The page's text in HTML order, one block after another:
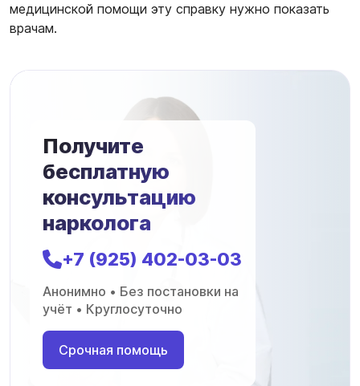
медицинской помощи эту справку нужно показать
врачам.
Получите
бесплатную
консультацию
нарколога
+7 (925) 402-03-03
Анонимно • Без постановки на
учёт • Круглосуточно
Срочная помощь